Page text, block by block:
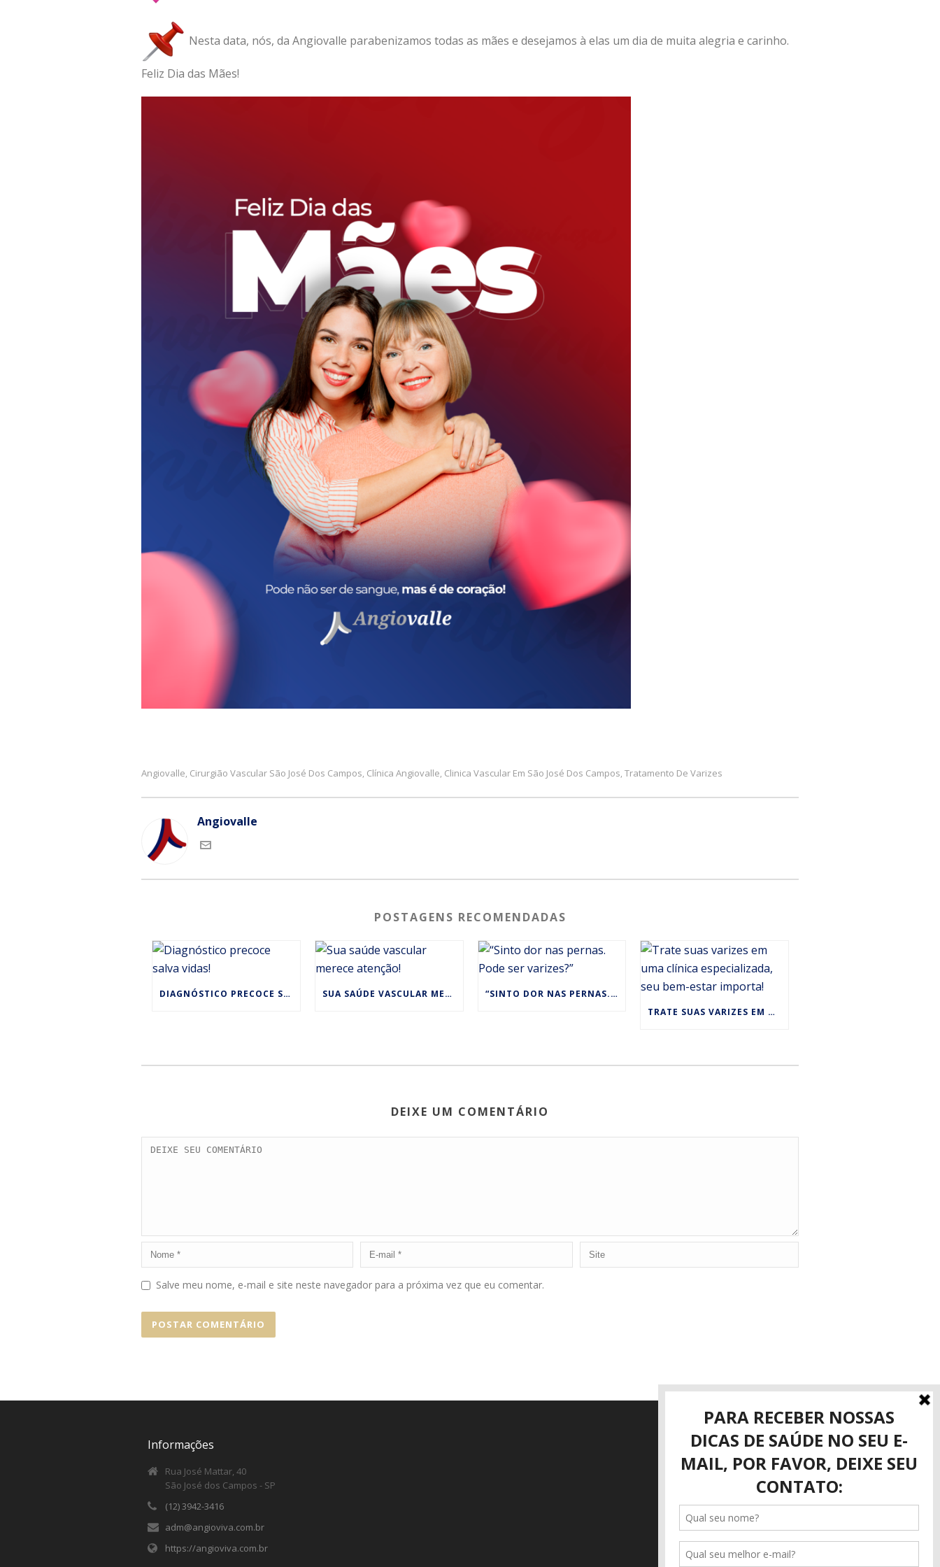
Nesta data, nós, da Angiovalle parabenizamos todas as mães e desejamos à elas um dia de muita alegria e carinho.
Feliz Dia das Mães!
Angiovalle, Cirurgião Vascular São José Dos Campos, Clínica Angiovalle, Clinica Vascular Em São José Dos Campos, Tratamento De Varizes
Angiovalle
POSTAGENS RECOMENDADAS
DIAGNÓSTICO PRECOCE SALVA VIDAS! SUA SAÚDE VASCULAR MERECE ATENÇÃO!
“SINTO DOR NAS PERNAS. PODE SER VARIZES?”
TRATE SUAS VARIZES EM UMA CLÍNICA ESPECIALIZADA, SEU BEM-ESTAR IMPORTA!
DEIXE UM COMENTÁRIO
Salve meu nome, e-mail e site neste navegador para a próxima vez que eu comentar.
Informações
Rua José Mattar, 40
São José dos Campos - SP
(12) 3942-3416
adm@angioviva.com.br
https://angioviva.com.br